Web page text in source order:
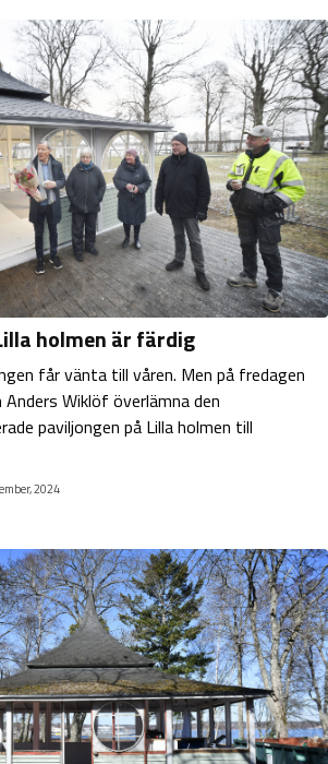
holmen är färdig
får vänta till våren. Men på fredagen
Wiklöf överlämna den
paviljongen på Lilla holmen till
2024